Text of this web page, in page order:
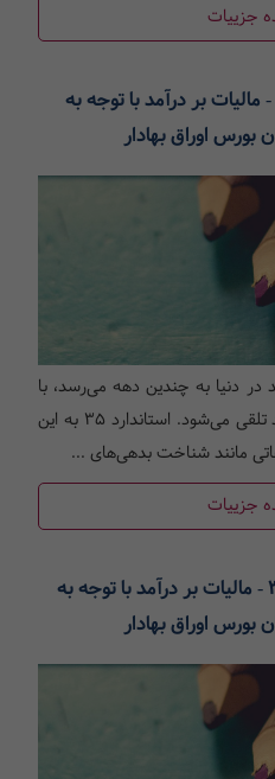
جزییات
دوره آنلاین استاندارد 35 - مالیات بر درآمد با توجه به
بورس اوراق بهادار
در دنیا به چندین دهه می‌رسد، با
این حال در ایران موضوعی جدید تلقی می‌شود. استاندارد 35 به این
مانند شناخت بدهی‌های ...
جزییات
دوره حضوری استاندارد 35 - مالیات بر درآمد با توجه به
بورس اوراق بهادار